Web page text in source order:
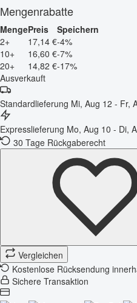
Mengenrabatte
MengePreis
Speichern
2+
17,14 €-4%
10+
16,60 €-7%
20+
14,82 €-17%
Ausverkauft
Standardlieferung Mi, Aug 12 - Fr,
Expresslieferung Mo, Aug 10 - Di,
30 Tage Rückgaberecht
Vergleichen
Kostenlose Rücksendung
Sichere Transaktion